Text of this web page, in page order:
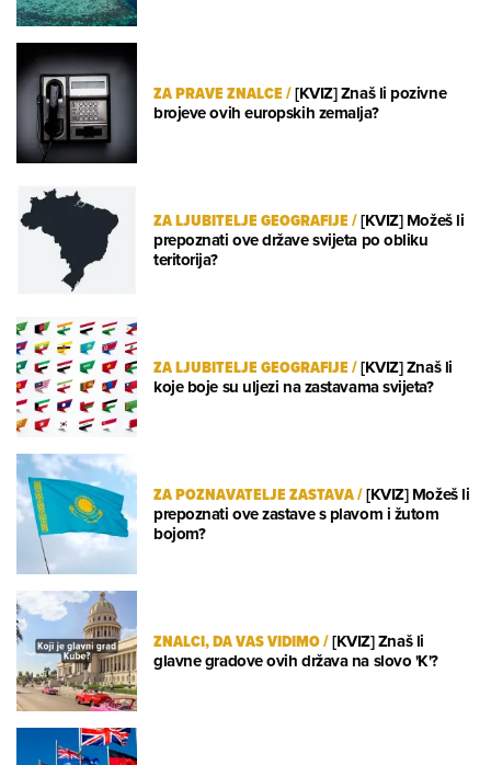
ZA PRAVE ZNALCE/[KVIZ] Znaš li pozivne
brojeve ovih europskih zemalja?
ZA LJUBITELJE GEOGRAFIJE/[KVIZ] Možeš li
prepoznati ove države svijeta po obliku
teritorija?
ZA LJUBITELJE GEOGRAFIJE/[KVIZ] Znaš li
koje boje su uljezi na zastavama svijeta?
ZA POZNAVATELJE ZASTAVA/[KVIZ] Možeš li
prepoznati ove zastave s plavom i žutom
bojom?
ZNALCI, DA VAS VIDIMO/[KVIZ] Znaš li
glavne gradove ovih država na slovo 'K'?